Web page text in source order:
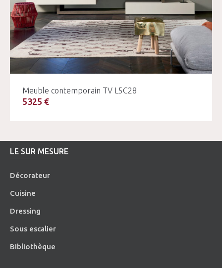
Meuble contemporain TV L5C28
5325 €
LE SUR MESURE
Décorateur
Cuisine
Dressing
Sous escalier
Bibliothèque